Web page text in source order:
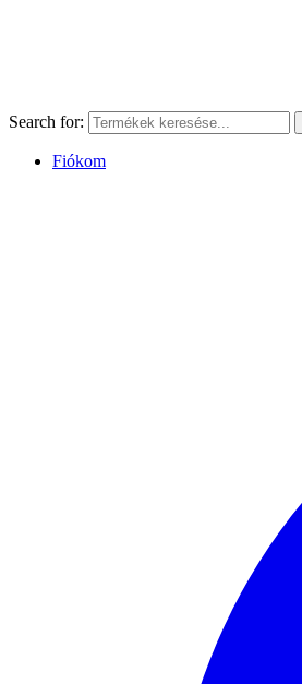
Search for:
Fiókom